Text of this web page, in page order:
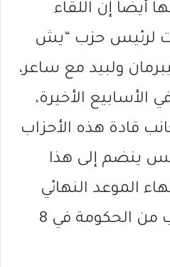
أيضاً إن اللقاء
لرئيس حزب “يش
ولبيد مع ساعر،
الأسابيع الأخيرة،
قادة هذه الأحزاب
ينضم إلى هذا
الموعد النهائي
الذي حدده للانسحاب من الحكومة في 8